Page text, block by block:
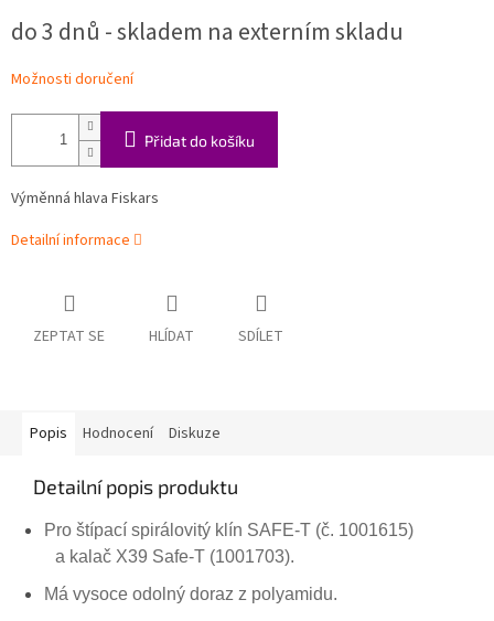
cena:
do 3 dnů - skladem na externím skladu
Možnosti doručení
Přidat do košíku
Výměnná hlava Fiskars
Detailní informace
ZEPTAT SE HLÍDAT SDÍLET
Popis Hodnocení Diskuze
Detailní popis produktu
Pro štípací spirálovitý klín SAFE-T (č. 1001615)
a kalač X39 Safe-T (1001703).
Má vysoce odolný doraz z polyamidu.